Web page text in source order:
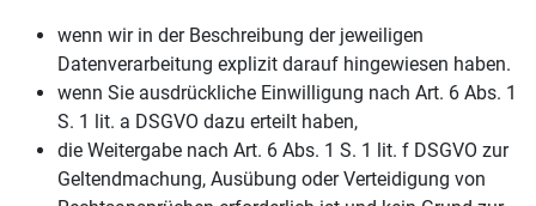
wenn wir in der Beschreibung der jeweiligen
Datenverarbeitung explizit darauf hingewiesen haben.
wenn Sie ausdrückliche Einwilligung nach Art. 6 Abs. 1
S. 1 lit. a DSGVO dazu erteilt haben,
die Weitergabe nach Art. 6 Abs. 1 S. 1 lit. f DSGVO zur
Geltendmachung, Ausübung oder Verteidigung von